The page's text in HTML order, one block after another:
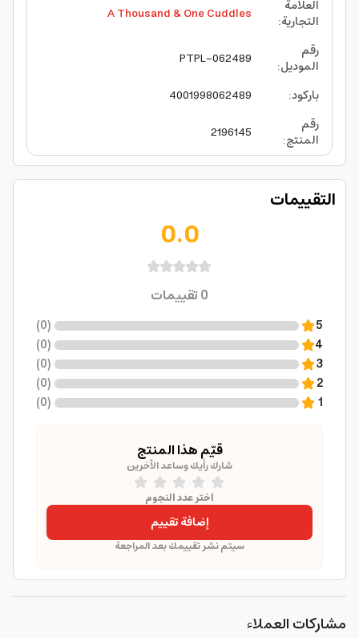
العلامة
التجارية:
A Thousand & One Cuddles
رقم
الموديل:
PTPL-062489
باركود:
4001998062489
رقم
المنتج:
2196145
التقييمات
0.0
0تقييمات
5
(
0
)
4
(
0
)
3
(
0
)
2
(
0
)
1
(
0
)
قيّم هذا المنتج
شارك رأيك وساعد الآخرين
اختر عدد النجوم
إضافة تقييم
سيتم نشر تقييمك بعد المراجعة
مشاركات العملاء